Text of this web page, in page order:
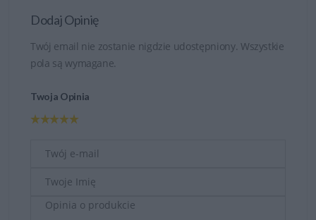
Dodaj Opinię
Twój email nie zostanie nigdzie udostępniony. Wszystkie
pola są wymagane.
Twoja Opinia